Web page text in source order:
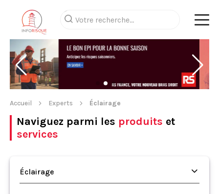
Accueil Experts Éclairage
Naviguez parmi les produits et
services
Éclairage